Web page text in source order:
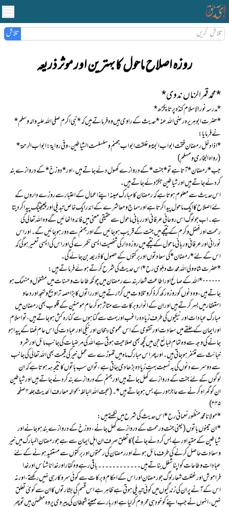
تلاش
روزہ اصلاح ماحول کا بہترین اور موثر ذریعہ
*محمد قمرالزماں ندوی*
*مدرسہ نور الاسلام کنڈہ پرتاپگڑھ*
*حضرت ابو ہریرہ رضی اللہ عنہ* حدیث کے راوی ہیں وہ فرماتے ہیں کہ *نبی اکرم صلی اللہ علیہ والہ وسلم*
نے فرمایا :
*اذا دخل رمضان فتحت ابواب الجنة و غلقت ابواب جھنم و سلسلست الشیاطین ،و فی روایة : ابواب الرحمة*
(رواہ البخاری و مسلم)
جب *رمضان* آتا ہے تو *جنت* کے دروازے کھول دئے جاتے ہیں، اور *دوزخ* کے دروازے بند
کر دئے جاتے ہیں اور شیاطین جکڑ دئے جاتے ہیں ۔
اس حدیث سے معلوم ہوتا ہے کہ رمضان کا مبارک مہینہ اپنے اعمال کے اعتبار سے روزے داروں کے
لئے اصلاح کا ایک ماحول پیدا کرتا ہے اور سماج و معاشرے کے اندر ایک خاص تبدیلی اور چینجینگ پیدا کر دیتا
ہے ۔ اب جو لوگ اس روحانی عرفانی اور ربانی ماحول سے حقیقی معنی میں فائدہ اٹھائیں گے وہ اللہ تعالی کی
رحمت اور فضل و کرم کے نتیجے میں جنت کے قریب ہوجائیں گے اور جہنم سے دور ہو جائیں گے ۔ اور اس
نورانی اور عرفانی و ربانی ماحول کے نتیجے میں روزہ دار کی شخصیت ایسی نکھرے گی اور اس کی ایسی تعمیر ہوگی کہ
اس کے لئے *رمضان* کی سعادتوں اور برکتوں کے حصول کا ذریعہ بن جائے گی ۔
*حضرت شاہ ولی اللہ محدث دہلوی رح* اس حدیث کی شرح کرتے ہوئے فرماتے ہیں :
۰۰۰۰۰۰ *اللہ کے صالح اور اطاعت شعار بندے رمضان میں چونکہ طاعات و حسنات میں مشغول و منہمک ہو
جاتے ہیں، وہ دنوں کو روزہ رکھ کر ذکر و تلاوت میں گزارتے ہیں اور راتوں کا بڑا حصہ تراویح و تہجد اور دعا و
استغفار میں بسر کرتے ہیں اور ان کے انوار و برکات سے متاثر ہوکر عام مومنین کے قلوب بھی رمضان میں
مبارک عبادات اور نیکیوں کی طرف زیادہ راغب اور بہت سے گناہوں سے کنارہ کش ہو جاتے ہیں، تو اسلام
اور ایمان کے حلقے میں سعادت اور تقوی کے اس عمومی رجحان اور نیکی اور عبادت کی اس عام فضا کے پیدا ہو
جانے کی وجہ سے وہ تمام طبائع جن میں کچھ بھی صلاحیت ہوتی ہے اللہ کی مرضیات کی جانب مائل اور شر و
خبائث سے متنفر ہو جاتی ہیں ۔ اور پھر اس مبارک ماہ میں تھوڑے سے عمل خیر کی قیمت بھی اللہ تعالٰی کی جانب
سے دوسرے دنوں کی بہ نسبت بہت زیادہ بڑھا دی جاتی ہے،تو ان سب باتوں کا نتیجہ ہہ ہوتا ہے کہ ان
لوگوں کے لئے جنت کے دروازے کھل جاتے ہیں اور جہنم کے دروازے بند کر دئے جاتے ہیں اور شیاطین
ان کو گمراہ کرنے سے عاجز اور بے بس ہو جاتے ہیں* ۔ ( حجت اللہ البالغہ بحوالہ معارف الحدیث جلد ۴ صفحہ
۳۴۵)
*مولانا محمد منظور نعمانی رح* اس حدیث کی شرح میں لکھتے ہیں :
*ان تینوں باتوں ( یعنی جنت و رحمت کے دروازے کھل جانے ،دوزخ کے دروازے بند ہوجانے اور
شیاطین کے مقید اور بے بس کر دئے جانے) کا تعلق صرف ان اہل ایمان سے ہے جو رمضان المبارک میں خیر
و سعادت حاصل کرنے کی طرف مائل ہونے اور رمضان کی رحمتوں اور برکتوں سے مستفید ہونے کے لئے
عبادات و طاعات کو اپنا شغل بناتے ہیں ۔۔۔۔۔۔۔۔۔۔۔۔ باقی رہے وہ کفار اور خدا ناشناس اور خدا
فراموش اور غفلت شعار لوگ جو رمضان اور اس کے احکام و برکات سے کوئی سروکار ہی نہیں رکھتے ،اور نہ
اس کے آنے پر ان کی زندگیوں میں کوئی تبدیلی ہوتی ہے ظاہر ہے اس قسم کی بشارتوں کا ان سے کوئ تعلق
نہیں، انہوں نے جب اپنے کو خود ہی محروم کر لیا ہے اور بارے مہینے شیطان کی پیروی پر وہ مطمئن ہیں تو پھر